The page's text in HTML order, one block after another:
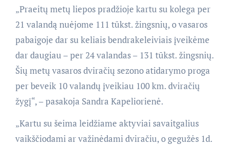
„Praeitų metų liepos pradžioje kartu su kolega per
21 valandą nuėjome 111 tūkst. žingsnių, o vasaros
pabaigoje dar su keliais bendrakeleiviais įveikėme
dar daugiau – per 24 valandas – 131 tūkst. žingsnių.
Šių metų vasaros dviračių sezono atidarymo proga
per beveik 10 valandų įveikiau 100 km. dviračių
žygį“, – pasakoja Sandra Kapeliorienė.
„Kartu su šeima leidžiame aktyviai savaitgalius
vaikščiodami ar važinėdami dviračiu, o gegužės 1d.